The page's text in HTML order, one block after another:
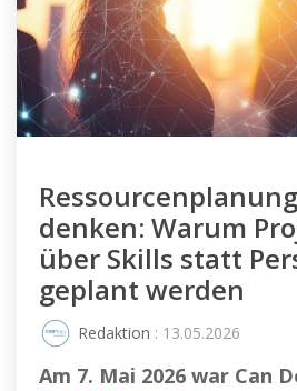
denken: Warum
über Skills statt
geplant werden
Redaktion : 13.05.2026
Am 7. Mai 2026 war Can